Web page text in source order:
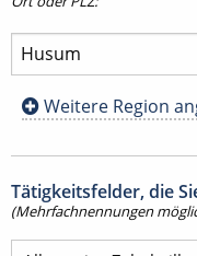
Weitere Region
Tätigkeitsfelder, die
(Mehrfachnennungen